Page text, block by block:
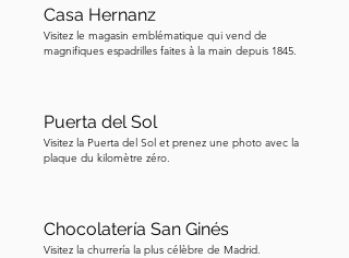
de la dynastie avaient une mâchoire
inférieure proéminente, une
caractéristique si marquante que
contemporains ne pouvaient la
dissimuler. Cette condition affectait
même leur capacité à manger et à
fois que vous regarderez leurs
Casa Hernanz
Visitez le magasin emblématique qui vend de
magnifiques espadrilles faites à la main depuis 1845.
Puerta del Sol
Visitez la Puerta del Sol et prenez une photo avec la
plaque du kilomètre zéro.
Chocolatería San Ginés
Visitez la churrería la plus célèbre de Madrid.